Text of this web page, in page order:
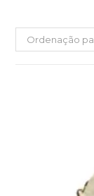
Ordenação